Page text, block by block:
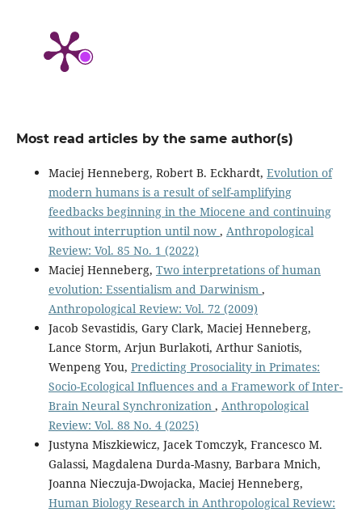
Most read articles by the same author(s)
Maciej Henneberg, Robert B. Eckhardt, Evolution of
modern humans is a result of self-amplifying
feedbacks beginning in the Miocene and continuing
without interruption until now , Anthropological
Review: Vol. 85 No. 1 (2022)
Maciej Henneberg, Two interpretations of human
evolution: Essentialism and Darwinism ,
Anthropological Review: Vol. 72 (2009)
Jacob Sevastidis, Gary Clark, Maciej Henneberg,
Lance Storm, Arjun Burlakoti, Arthur Saniotis,
Wenpeng You, Predicting Prosociality in Primates:
Socio-Ecological Influences and a Framework of Inter-
Brain Neural Synchronization , Anthropological
Review: Vol. 88 No. 4 (2025)
Justyna Miszkiewicz, Jacek Tomczyk, Francesco M.
Galassi, Magdalena Durda-Masny, Barbara Mnich,
Joanna Nieczuja-Dwojacka, Maciej Henneberg,
Human Biology Research in Anthropological Review: